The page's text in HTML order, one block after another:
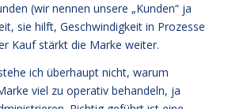
(wir nennen unsere „Kunden“ ja
sie hilft, Geschwindigkeit in Prozesse
Kauf stärkt die Marke weiter.
ich überhaupt nicht, warum
viel zu operativ behandeln, ja